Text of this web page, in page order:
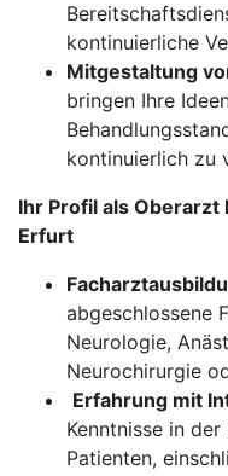
kontinuierliche
Mitgestaltung
bringen Ihre
kontinuierlich zu
Ihr Profil als
Erfurt
abgeschlossene
Neurologie,
Neurochirurgie
Erfahrung mit
Kenntnisse in
Patienten,